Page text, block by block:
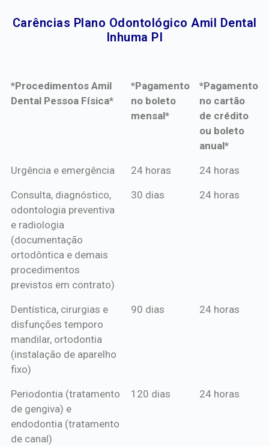
Carências Plano Odontológico Amil Dental
Inhuma PI​
*Procedimentos Amil
Dental Pessoa Física*
*Pagamento
no boleto
mensal*
*Pagamento
no cartão
de crédito
ou boleto
anual*
*Procedimentos Amil
*Pagamento
mensal*
*Pagamento
de crédito
Urgência e emergência 24 horas 24 horas
Consulta, diagnóstico,
odontologia preventiva
e radiologia
(documentação
ortodôntica e demais
procedimentos
previstos em contrato)
30 dias 24 horas
Dentística, cirurgias e
disfunções temporo
mandilar, ortodontia
(instalação de aparelho
fixo)
90 dias 24 horas
Periodontia (tratamento
de gengiva) e
endodontia (tratamento
de canal)
120 dias 24 horas